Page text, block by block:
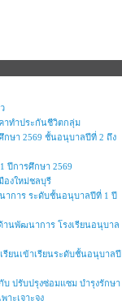
าทำประกันชีวิตกลุ่ม
กษา 2569 ชั้นอนุบาลปีที่ 2 ถึง
ปีการศึกษา 2569
องใหม่ชลบุรี
าการ ระดับชั้นอนุบาลปีที่ 1 ปี
านพัฒนาการ โรงเรียนอนุบาล
รียนเข้าเรียนระดับชั้นอนุบาลปี
บ ปรับปรุงซ่อมแซม บำรุงรักษา
ะเจาะจง